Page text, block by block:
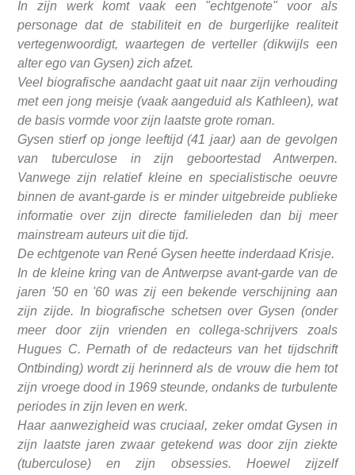
In zijn werk komt vaak een "echtgenote" voor als
personage dat de stabiliteit en de burgerlijke realiteit
vertegenwoordigt, waartegen de verteller (dikwijls een
alter ego van Gysen) zich afzet.
Veel biografische aandacht gaat uit naar zijn verhouding
met een jong meisje (vaak aangeduid als Kathleen), wat
de basis vormde voor zijn laatste grote roman.
Gysen stierf op jonge leeftijd (41 jaar) aan de gevolgen
van tuberculose in zijn geboortestad Antwerpen.
Vanwege zijn relatief kleine en specialistische oeuvre
binnen de avant-garde is er minder uitgebreide publieke
informatie over zijn directe familieleden dan bij meer
mainstream auteurs uit die tijd.
De echtgenote van René Gysen heette inderdaad Krisje.
In de kleine kring van de Antwerpse avant-garde van de
jaren '50 en '60 was zij een bekende verschijning aan
zijn zijde. In biografische schetsen over Gysen (onder
meer door zijn vrienden en collega-schrijvers zoals
Hugues C. Pernath of de redacteurs van het tijdschrift
Ontbinding) wordt zij herinnerd als de vrouw die hem tot
zijn vroege dood in 1969 steunde, ondanks de turbulente
periodes in zijn leven en werk.
Haar aanwezigheid was cruciaal, zeker omdat Gysen in
zijn laatste jaren zwaar getekend was door zijn ziekte
(tuberculose) en zijn obsessies. Hoewel zijzelf